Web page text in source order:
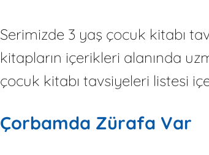
Serimizde 3 yaş çocuk kitabı
kitapların içerikleri alanında
çocuk kitabı tavsiyeleri listesi
Çorbamda Zürafa Var